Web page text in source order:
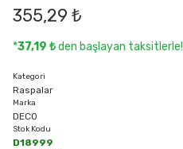
355,29 ₺
*37,19 ₺den başlayan taksitlerle!
Kategori
Raspalar
Marka
DECO
Stok Kodu
D18999